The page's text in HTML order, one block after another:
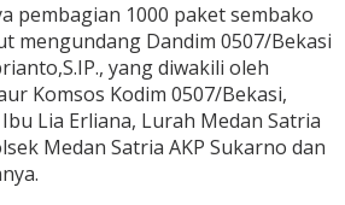
pembagian 1000 paket sembako
mengundang Dandim 0507/Bekasi
yang diwakili oleh
Komsos Kodim 0507/Bekasi,
Lia Erliana, Lurah Medan Satria
Medan Satria AKP Sukarno dan